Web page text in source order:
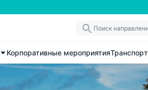
Корпоративные мероприятияТранспорт